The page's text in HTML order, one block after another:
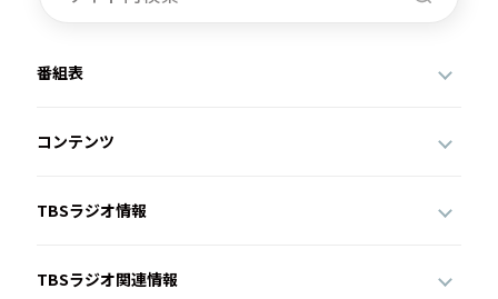
番組表
コンテンツ
TBSラジオ情報
TBSラジオ関連情報